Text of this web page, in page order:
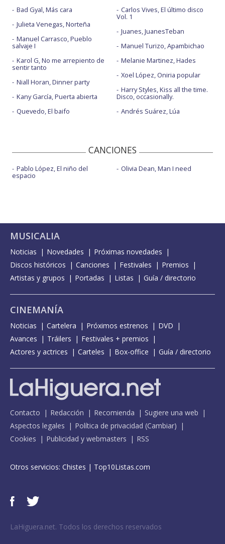
Bad Gyal, Más cara
Julieta Venegas, Norteña
Manuel Carrasco, Pueblo
salvaje I
Karol G, No me arrepiento de
sentir tanto
Niall Horan, Dinner party
Kany García, Puerta abierta
Quevedo, El baifo
Carlos Vives, El último disco
Vol. 1
Juanes, JuanesTeban
Manuel Turizo, Apambichao
Melanie Martinez, Hades
Xoel López, Oniria popular
Harry Styles, Kiss all the time.
Disco, occasionally.
Andrés Suárez, Lúa
CANCIONES
Pablo López, El niño del
espacio
Olivia Dean, Man I need
MUSICALIA
Noticias Novedades
Próximas novedades
Discos históricos
Canciones Festivales
Premios
Artistas y grupos
Portadas Listas Guía / directorio
CINEMANÍA
Noticias Cartelera Próximos estrenos
DVD
Avances
Tráilers
Festivales + premios
Actores y actrices
Carteles Box-office Guía / directorio
Contacto Redacción Recomienda
Sugiere una web
Aspectos legales
Política de privacidad (Cambiar)
Cookies
Publicidad y webmasters RSS
Otros servicios: Chistes | Top10Listas.com
LaHiguera.net. Todos los derechos reservados